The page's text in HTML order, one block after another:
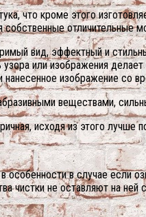
что кроме этого
собственные отличительные
вид, эффектный и
или изображения
изображение со
веществами,
исходя из этого лучше
в случае если
чистки не оставляют на